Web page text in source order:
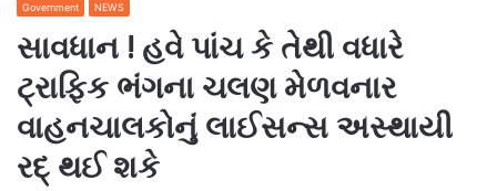
Government NEWS
સાવધાન ! હવે પાંચ કે તેથી વધારે
ટ્રાફિક ભંગના ચલણ મેળવનાર
વાહનચાલકોનું લાઈસન્સ અસ્થાયી
રદ્ થઈ શકે